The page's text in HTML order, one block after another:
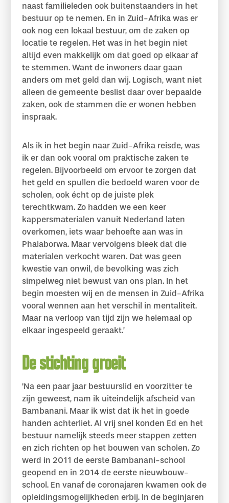
naast familieleden ook buitenstaanders in het
bestuur op te nemen. En in Zuid-Afrika was er
ook nog een lokaal bestuur, om de zaken op
locatie te regelen. Het was in het begin niet
altijd even makkelijk om dat goed op elkaar af
te stemmen. Want de inwoners daar gaan
anders om met geld dan wij. Logisch, want niet
alleen de gemeente beslist daar over bepaalde
zaken, ook de stammen die er wonen hebben
inspraak.
Als ik in het begin naar Zuid-Afrika reisde, was
ik er dan ook vooral om praktische zaken te
regelen. Bijvoorbeeld om ervoor te zorgen dat
het geld en spullen die bedoeld waren voor de
scholen, ook écht op de juiste plek
terechtkwam. Zo hadden we een keer
kappersmaterialen vanuit Nederland laten
overkomen, iets waar behoefte aan was in
Phalaborwa. Maar vervolgens bleek dat die
materialen verkocht waren. Dat was geen
kwestie van onwil, de bevolking was zich
simpelweg niet bewust van ons plan. In het
begin moesten wij en de mensen in Zuid-Afrika
vooral wennen aan het verschil in mentaliteit.
Maar na verloop van tijd zijn we helemaal op
elkaar ingespeeld geraakt.’
De stichting groeit
‘Na een paar jaar bestuurslid en voorzitter te
zijn geweest, nam ik uiteindelijk afscheid van
Bambanani. Maar ik wist dat ik het in goede
handen achterliet. Al vrij snel konden Ed en het
bestuur namelijk steeds meer stappen zetten
en zich richten op het bouwen van scholen. Zo
werd in 2011 de eerste Bambanani-school
geopend en in 2014 de eerste nieuwbouw-
school. En vanaf de coronajaren kwamen ook de
opleidingsmogelijkheden erbij. In de beginjaren